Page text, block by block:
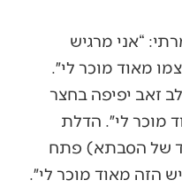
“אני מרגיש
מאוד מוכר לי״.
זאב יפיפה בחצר
מוכר לי״. הדלת
של הסבתא) פתח
הזה מאוד מוכר לי״.